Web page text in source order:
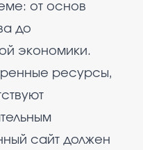
от основ
до
экономики.
ресурсы,
сайт должен